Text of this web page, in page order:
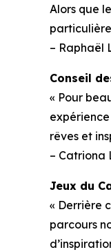
Alors que
– Raphaël
Conseil
« Pour
rêves et
– Catriona
Jeux du
« Derrière
parcours